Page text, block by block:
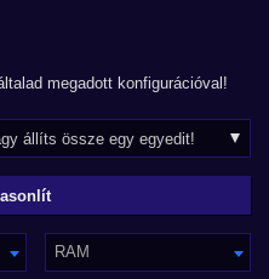
megadott konfigurációval!
RAM